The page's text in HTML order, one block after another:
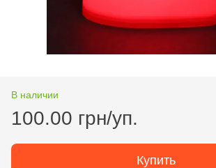
В наличии
100.00 грн/уп.
Купить